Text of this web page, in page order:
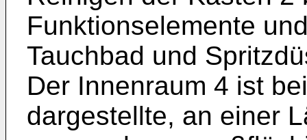
Funktionselemente
Tauchbad und
Der Innenraum 4 ist
dargestellte, an einer